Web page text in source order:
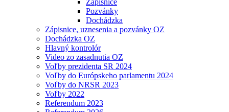
Zápisnice
Pozvánky
Dochádzka
Zápisnice, uznesenia a pozvánky OZ
Dochádzka OZ
Hlavný kontrolór
Video zo zasadnutia OZ
Voľby prezidenta SR 2024
Voľby do Európskeho parlamentu 2024
Voľby do NRSR 2023
Voľby 2022
Referendum 2023